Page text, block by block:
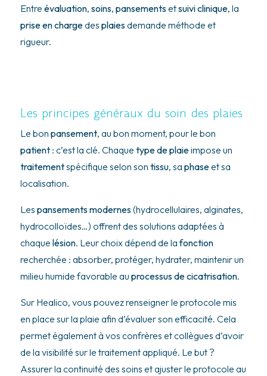
Entre évaluation, soins, pansementsetsuivi clinique, la
prise en chargedes plaiesdemande méthode et
rigueur.
Les principes généraux du soin des plaies
Le bon pansement, au bon moment, pour le bon
patient: c’est la clé. Chaque type de plaieimpose un
traitementspécifique selon son tissu, sa phaseet sa
localisation.
Les pansements modernes(hydrocellulaires, alginates,
hydrocolloïdes…) offrent des solutions adaptées à
chaque lésion. Leur choix dépend de lafonction
recherchée : absorber, protéger, hydrater, maintenir un
milieu humide favorable au processus de cicatrisation.
Sur Healico, vous pouvez renseigner le protocole mis
en place sur la plaie afin d’évaluer son efficacité. Cela
permet également à vos confrères et collègues d’avoir
de la visibilité sur le traitement appliqué. Le but ?
Assurer la continuité des soins et ajuster le protocole au